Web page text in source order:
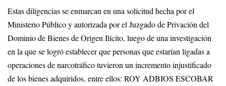
Estas diligencias se enmarcan en una solicitud hecha por el
Ministerio Público y autorizada por el Juzgado de Privación del
Dominio de Bienes de Origen Ilícito, luego de una investigación
en la que se logró establecer que personas que estarían ligadas a
operaciones de narcotráfico tuvieron un incremento injustificado
de los bienes adquiridos, entre ellos: ROY ADBIOS ESCOBAR